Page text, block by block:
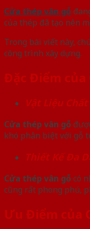
Cửa thép vân gỗ
của thép đã tạo nên
Trong bài viết này,
công trình xây dựng.
Đặc Điểm của
Vật Liệu
Cửa thép vân gỗ
khó phân biệt với gỗ
Thiết Kế Đa
Cửa thép vân gỗ có
cũng rất phong phú,
Ưu Điểm của